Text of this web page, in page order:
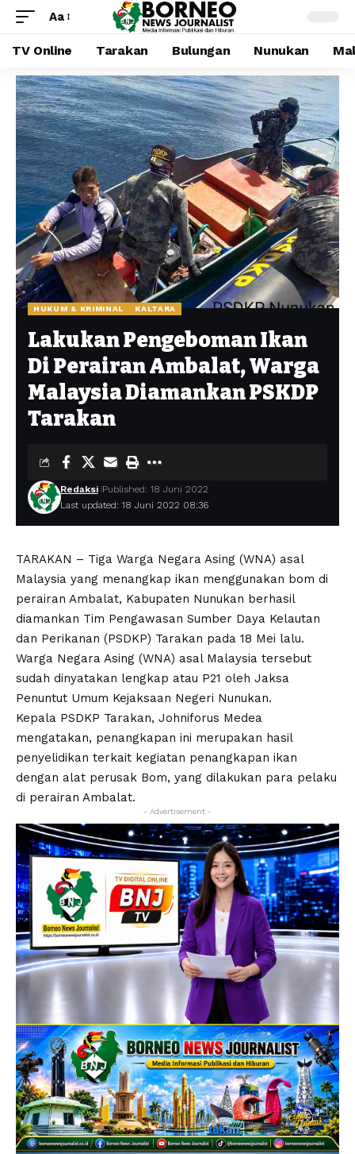
Aa
TV Online Tarakan Bulungan Nunukan
HUKUM & KRIMINAL KALTARA
Lakukan Pengeboman Ikan
Di Perairan Ambalat, Warga
Malaysia Diamankan PSKDP
Tarakan
Last updated: 18 Juni 2022 08:36
Redaksi Published: 18 Juni 2022
TARAKAN – Tiga Warga Negara Asing (WNA) asal
Malaysia yang menangkap ikan menggunakan bom di
perairan Ambalat, Kabupaten Nunukan berhasil
diamankan Tim Pengawasan Sumber Daya Kelautan
dan Perikanan (PSDKP) Tarakan pada 18 Mei lalu.
Warga Negara Asing (WNA) asal Malaysia tersebut
sudah dinyatakan lengkap atau P21 oleh Jaksa
Penuntut Umum Kejaksaan Negeri Nunukan.
Kepala PSDKP Tarakan, Johniforus Medea
mengatakan, penangkapan ini merupakan hasil
penyelidikan terkait kegiatan penangkapan ikan
dengan alat perusak Bom, yang dilakukan para pelaku
di perairan Ambalat.
- Advertisement -